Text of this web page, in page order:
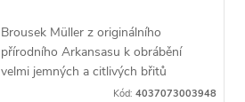
Brousek Müller z originálního
přírodního Arkansasu k obrábění
velmi jemných a citlivých břitů
Kód: 4037073003948